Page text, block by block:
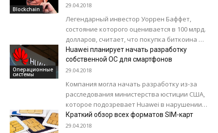
Blockchain
29.04.2018
Легендарный инвестор Уоррен Баффет,
состояние которого оценивается в 100 млрд.
долларов, считает, что покупка биткоина —
не инвестирование, а скорее спекуляция или
даже азартная...
Операционные
системы
Huawei планирует начать разработку
собственной ОС для смартфонов
29.04.2018
Компания могла начать разработку из-за
расследования министерства юстиции США,
которое подозревает Huawei в нарушении
санкционного режима, действующего в
отношении Ирана. Huawei, вероятно,
Краткий обзор всех форматов SIM-карт
29.04.2018